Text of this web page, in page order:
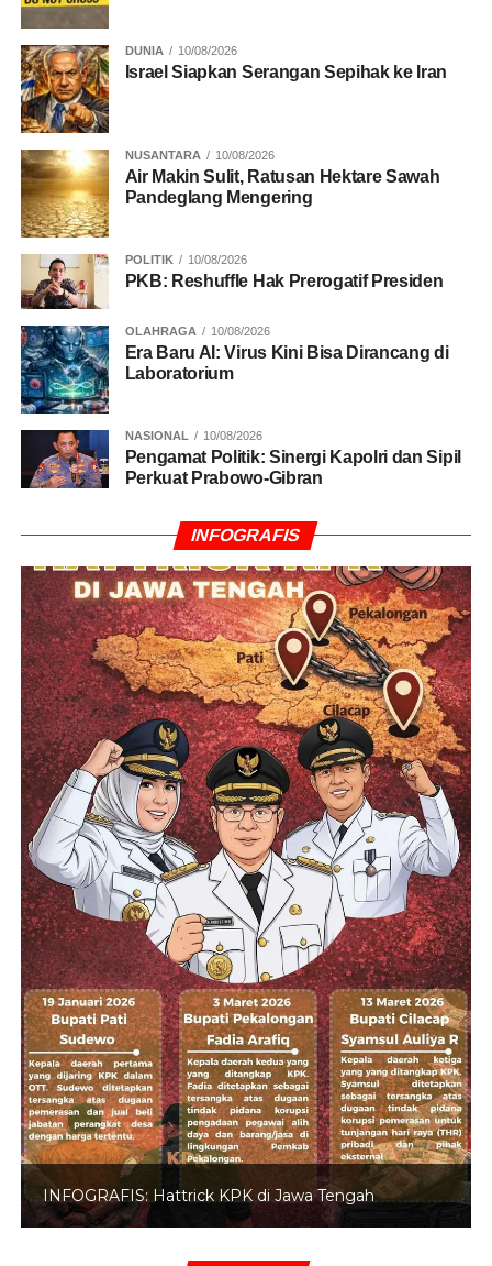
UP NEXT
Hari Kedua Forum Strategis Papua Fokus
Matangkan Langkah Teknis dan 12 Poin
Komitmen Timika
DON'T MISS
Krisis Fiskal dan Reorientasi Pembangunan
Papua
DUNIA 10/08/2026
Israel Siapkan Serangan Sepihak ke Iran
NUSANTARA 10/08/2026
Air Makin Sulit, Ratusan Hektare Sawah
Pandeglang Mengering
POLITIK 10/08/2026
PKB: Reshuffle Hak Prerogatif Presiden
OLAHRAGA 10/08/2026
Era Baru AI: Virus Kini Bisa Dirancang di
Laboratorium
NASIONAL 10/08/2026
Pengamat Politik: Sinergi Kapolri dan Sipil
Perkuat Prabowo-Gibran
INFOGRAFIS
INFOGRAFIS: 5 Anggota DPR Dinonaktifkan